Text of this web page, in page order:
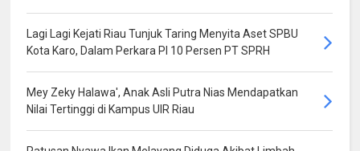
Lagi Lagi Kejati Riau Tunjuk Taring Menyita Aset SPBU
Kota Karo, Dalam Perkara PI 10 Persen PT SPRH
Mey Zeky Halawa', Anak Asli Putra Nias Mendapatkan
Nilai Tertinggi di Kampus UIR Riau